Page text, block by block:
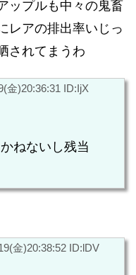
ップルも中々の鬼畜
レアの排出率いじっ
されてまうわ
金)20:36:31 ID:IjX
ねないし残当
金)20:38:52 ID:lDV